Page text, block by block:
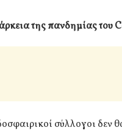
της πανδημίας
σύλλογοι δεν